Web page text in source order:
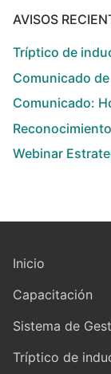
AVISOS
Tríptico de
Comunicado
Comunicado:
Webinar
Inicio
Capacitación
Sistema de
Tríptico de